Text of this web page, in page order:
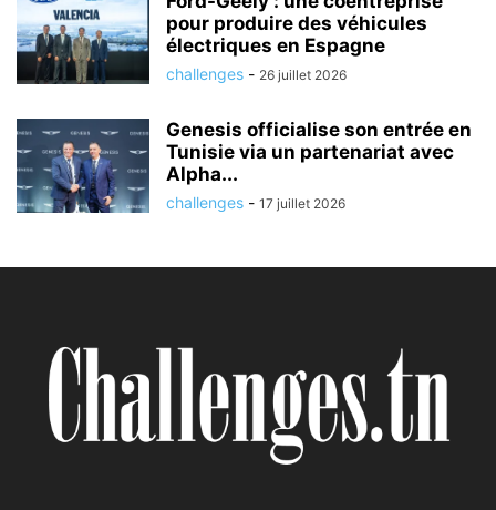
pour produire des véhicules
électriques en Espagne
challenges - 26 juillet 2026
Genesis officialise son entrée en
Tunisie via un partenariat avec
Alpha...
challenges - 17 juillet 2026